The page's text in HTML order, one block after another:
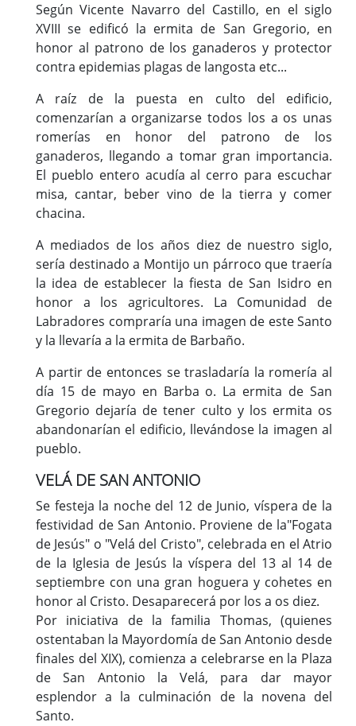
Según Vicente Navarro del Castillo, en el siglo
XVIII se edificó la ermita de San Gregorio, en
honor al patrono de los ganaderos y protector
contra epidemias plagas de langosta etc...
A raíz de la puesta en culto del edificio,
comenzarían a organizarse todos los a os unas
romerías en honor del patrono de los
ganaderos, llegando a tomar gran importancia.
El pueblo entero acudía al cerro para escuchar
misa, cantar, beber vino de la tierra y comer
chacina.
A mediados de los años diez de nuestro siglo,
sería destinado a Montijo un párroco que traería
la idea de establecer la fiesta de San Isidro en
honor a los agricultores. La Comunidad de
Labradores compraría una imagen de este Santo
y la llevaría a la ermita de Barbaño.
A partir de entonces se trasladaría la romería al
día 15 de mayo en Barba o. La ermita de San
Gregorio dejaría de tener culto y los ermita os
abandonarían el edificio, llevándose la imagen al
pueblo.
VELÁ DE SAN ANTONIO
Se festeja la noche del 12 de Junio, víspera de la
festividad de San Antonio. Proviene de la"Fogata
de Jesús" o "Velá del Cristo", celebrada en el Atrio
de la Iglesia de Jesús la víspera del 13 al 14 de
septiembre con una gran hoguera y cohetes en
honor al Cristo. Desaparecerá por los a os diez.
Por iniciativa de la familia Thomas, (quienes
ostentaban la Mayordomía de San Antonio desde
finales del XIX), comienza a celebrarse en la Plaza
de San Antonio la Velá, para dar mayor
esplendor a la culminación de la novena del
Santo.